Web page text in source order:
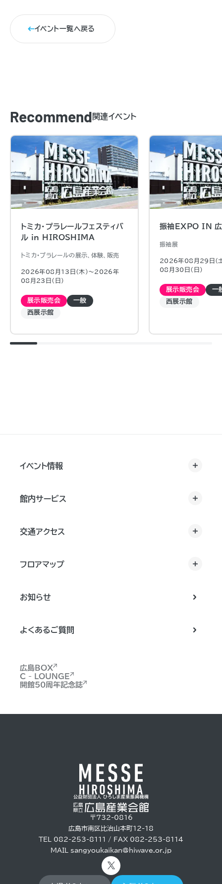
イベント一覧へ戻る
Recommend関連イベント
トミカ・プラレールフェスティバ
ル in HIROSHIMA
トミカ・プラレールの展示、体験、販売
2026年08月13日（木)〜2026年
08月23日（日)
展示販売会
一般
西展示館
振袖EXPO IN 広
振袖展
2026年08月29日（
08月30日（日)
展示販売会
一
西展示館
イベント情報
館内サービス
交通アクセス
フロアマップ
お知らせ
よくあるご質問
広島BOX
C - LOUNGE
開館50周年記念誌
〒732-0816
広島市南区比治山本町12-18
TEL 082-253-8111 / FAX 082-253-8114
MAIL sangyoukaikan@hiwave.or.jp